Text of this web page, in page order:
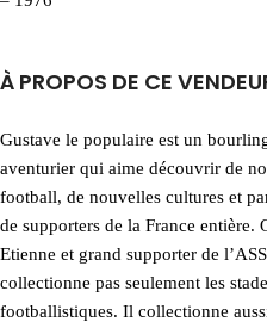
À PROPOS DE CE
Gustave le populaire est un
aventurier qui aime découvrir de
football, de nouvelles cultures et
de supporters de la France entière.
Etienne et grand supporter de
collectionne pas seulement les
footballistiques. Il collectionne